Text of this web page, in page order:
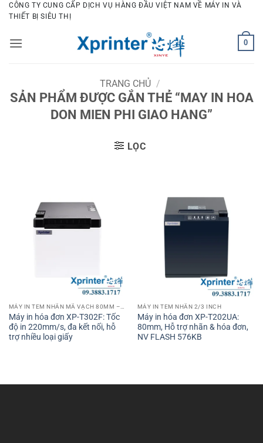
Bỏ
qua
dung
CÔNG TY CUNG CẤP DỊCH VỤ HÀNG ĐẦU VIỆT NAM VỀ MÁY IN VÀ
THIẾT BỊ SIÊU THỊ
0
TRANG CHỦ /
SẢN PHẨM ĐƯỢC GẮN THẺ “MAY IN HOA
DON MIEN PHI GIAO HANG”
LỌC
Máy in hóa đơn XP-T302F: Tốc
độ in 220mm/s, đa kết nối, hỗ
trợ nhiều loại giấy
MÁY IN TEM NHÃN 2/3 INCH
Máy in hóa đơn XP-T202UA:
80mm, Hỗ trợ nhãn & hóa đơn,
NV FLASH 576KB